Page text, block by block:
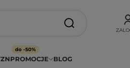
PROMOCJE
do -50%
BLOG